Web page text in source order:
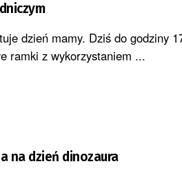
dzień mamy. Dziś do godziny
ramki z wykorzystaniem ...
na dzień dinozaura